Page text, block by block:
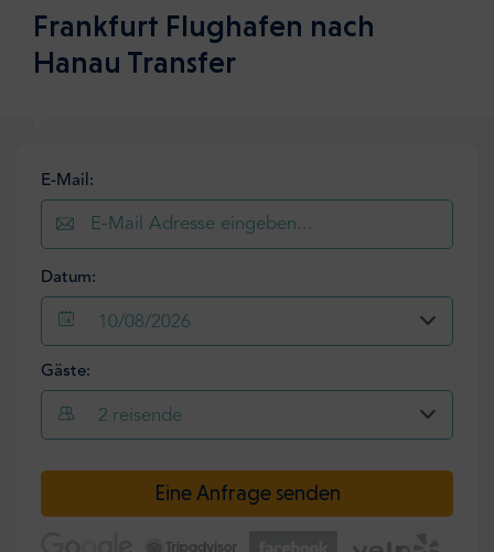
Frankfurt Flughafen nach
Hanau Transfer
E-Mail:
Datum:
10/08/2026
Gäste:
2 reisende
Eine Anfrage senden